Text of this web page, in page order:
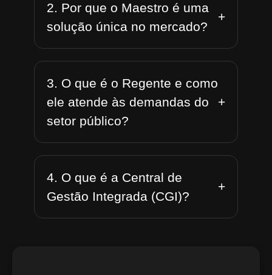
2. Por que o Maestro é uma
solução única no mercado?
+
3. O que é o Regente e como
ele atende às demandas do
setor público?
+
4. O que é a Central de
Gestão Integrada (CGI)?
+